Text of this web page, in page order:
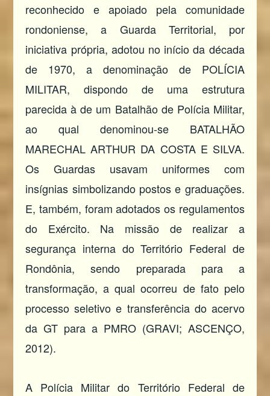
reconhecido e apoiado pela comunidade
rondoniense, a Guarda Territorial, por
iniciativa própria, adotou no início da década
de 1970, a denominação de POLÍCIA
MILITAR, dispondo de uma estrutura
parecida à de um Batalhão de Polícia Militar,
ao qual denominou-se BATALHÃO
MARECHAL ARTHUR DA COSTA E SILVA.
Os Guardas usavam uniformes com
insígnias simbolizando postos e graduações.
E, também, foram adotados os regulamentos
do Exército. Na missão de realizar a
segurança interna do Território Federal de
Rondônia, sendo preparada para a
transformação, a qual ocorreu de fato pelo
processo seletivo e transferência do acervo
da GT para a PMRO (GRAVI; ASCENÇO,
2012).
A Polícia Militar do Território Federal de